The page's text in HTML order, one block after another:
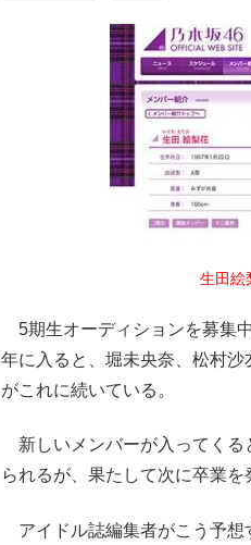
生田絵
5期生オーディションを募集
年に入ると、堀未央奈、松村
がこれに続いている。
新しいメンバーが入ってくる
られるが、果たして次に卒業を
アイドル誌編集者がこう予想